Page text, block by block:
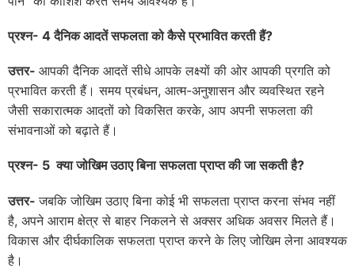
प्रश्न- 4 दैनिक आदतें सफलता को कैसे प्रभावित करती हैं?
उत्तर- आपकी दैनिक आदतें सीधे आपके लक्ष्यों की ओर आपकी प्रगति को
प्रभावित करती हैं। समय प्रबंधन, आत्म-अनुशासन और व्यवस्थित रहने
जैसी सकारात्मक आदतों को विकसित करके, आप अपनी सफलता की
संभावनाओं को बढ़ाते हैं।
प्रश्न- 5 क्या जोखिम उठाए बिना सफलता प्राप्त की जा सकती है?
उत्तर-जबकि जोखिम उठाए बिना कोई भी सफलता प्राप्त करना संभव नहीं
है, अपने आराम क्षेत्र से बाहर निकलने से अक्सर अधिक अवसर मिलते हैं।
विकास और दीर्घकालिक सफलता प्राप्त करने के लिए जोखिम लेना आवश्यक
है।